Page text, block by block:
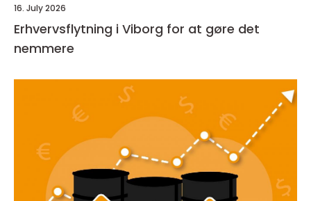
16. July 2026
Erhvervsflytning i Viborg for at gøre det
nemmere